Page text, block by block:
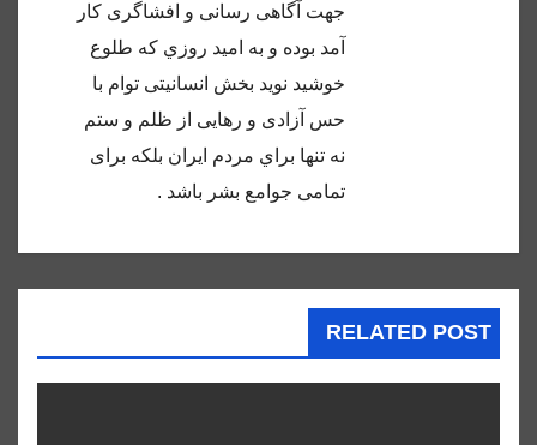
جهت آگاهى رسانى و افشاگرى كار
آمد بوده و به اميد روزي كه طلوع
خوشيد نويد بخش انسانيتى توام با
حس آزادى و رهايى از ظلم و ستم
نه تنها براي مردم ايران بلكه براى
تمامى جوامع بشر باشد .
RELATED POST